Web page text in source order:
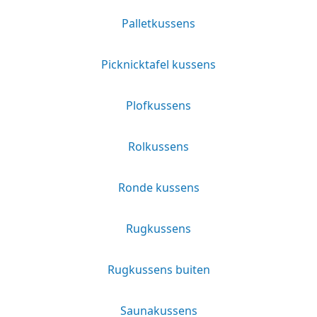
Palletkussens
Picknicktafel kussens
Plofkussens
Rolkussens
Ronde kussens
Rugkussens
Rugkussens buiten
Saunakussens